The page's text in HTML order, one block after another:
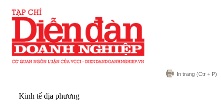
In trang (Ctr + P)
Kinh tế địa phương